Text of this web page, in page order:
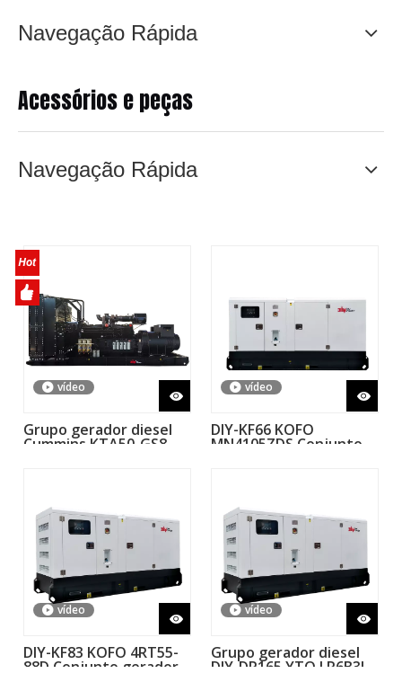
Navegação Rápida
Acessórios e peças
Navegação Rápida
vídeo
Grupo gerador diesel
Cummins KTA50-GS8
vídeo
DIY-KF66 KOFO
MN4105ZDS Conjunto
vídeo
DIY-KF83 ​​KOFO 4RT55-
88D Conjunto gerador
vídeo
Grupo gerador diesel
DIY-DP165 YTO LR6B3L-